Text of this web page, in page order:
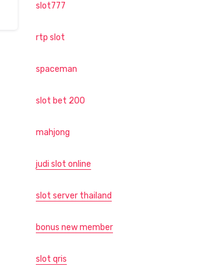
slot777
rtp slot
spaceman
slot bet 200
mahjong
judi slot online
slot server thailand
bonus new member
slot qris